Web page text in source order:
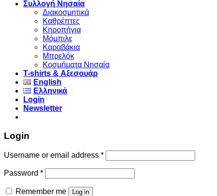
Συλλογή Νησαία
Διακοσμητικά
Καθρέπτες
Κηροπήγια
Μόμπιλε
Καραβάκια
Μπρελόκ
Κοσμήματα Νησαία
Τ-shirts & Αξεσουάρ
English
Ελληνικά
Login
Newsletter
Login
Username or email address *
Password *
Remember me Log in